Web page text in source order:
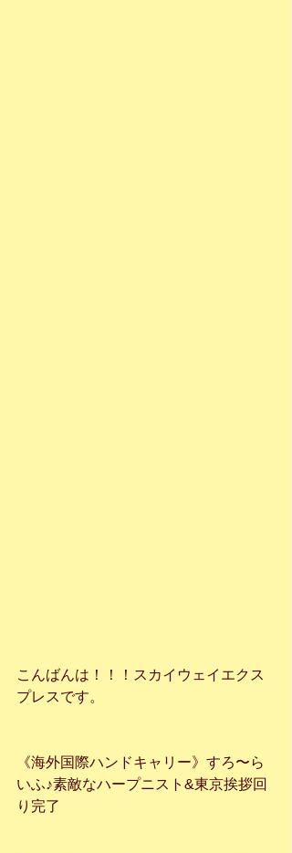
こんばんは！！！スカイウェイエクス
プレスです。
《海外国際ハンドキャリー》すろ〜ら
いふ♪素敵なハープニスト&東京挨拶回
り完了